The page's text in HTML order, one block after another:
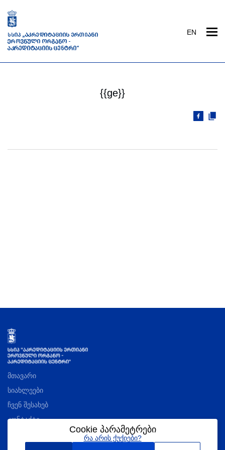
EN
{{ge}}
მთავარი
სიახლეები
ჩვენ შესახებ
კონტაქტი
Cookie პარამეტრები
რა არის ქუქიები?